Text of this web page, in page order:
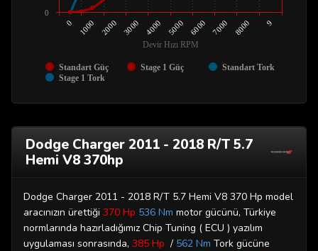
Devir Hızı RPM
Standart Güç Stage 1 Güç
Standart Tork
Stage 1 Tork
0 1000 2000 3000 4000 5000 6000 7000 8000 9
0
Dodge Charger 2011 - 2018 R/T 5.7
Hemi V8 370hp
Dodge Charger 2011 - 2018 R/T 5.7 Hemi V8 370 Hp model
aracınızın ürettiği 370 Hp 536 Nm motor gücünü, Türkiye
normlarında hazırladığımız Chip Tuning ( ECU ) yazılım
uygulaması sonrasında, 385 Hp / 562 Nm Tork gücüne